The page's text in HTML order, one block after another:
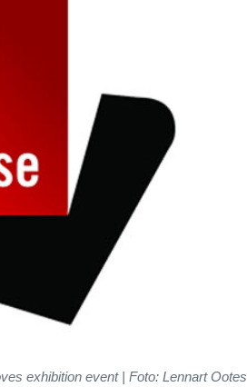
exhibition event | Foto: Lennart Ootes